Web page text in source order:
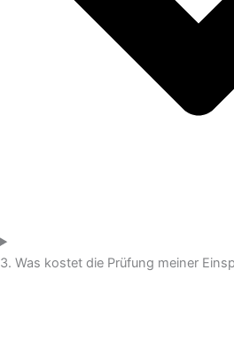
3. Was kostet die Prüfung meiner